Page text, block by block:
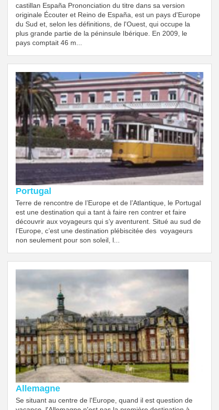
castillan España Prononciation du titre dans sa version
originale Écouter et Reino de España, est un pays d'Europe
du Sud et, selon les définitions, de l'Ouest, qui occupe la
plus grande partie de la péninsule Ibérique. En 2009, le
pays comptait 46 m...
Portugal
Terre de rencontre de l’Europe et de l’Atlantique, le Portugal
est une destination qui a tant à faire ren contrer et faire
découvrir aux voyageurs qui s’y aventurent. Situé au sud de
l’Europe, c’est une destination plébiscitée des voyageurs
non seulement pour son soleil, l...
Allemagne
Se situant au centre de l'Europe, quand il est question de